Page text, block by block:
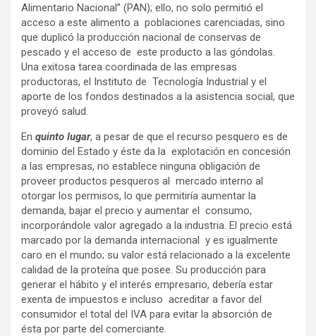
Alimentario Nacional” (PAN); ello, no solo permitió el
acceso a este alimento a poblaciones carenciadas, sino
que duplicó la producción nacional de conservas de
pescado y el acceso de este producto a las góndolas.
Una exitosa tarea coordinada de las empresas
productoras, el Instituto de Tecnología Industrial y el
aporte de los fondos destinados a la asistencia social, que
proveyó salud.
En quinto lugar, a pesar de que el recurso pesquero es de
dominio del Estado y éste da la explotación en concesión
a las empresas, no establece ninguna obligación de
proveer productos pesqueros al mercado interno al
otorgar los permisos, lo que permitiría aumentar la
demanda, bajar el precio y aumentar el consumo,
incorporándole valor agregado a la industria. El precio está
marcado por la demanda internacional y es igualmente
caro en el mundo; su valor está relacionado a la excelente
calidad de la proteína que posee. Su producción para
generar el hábito y el interés empresario, debería estar
exenta de impuestos e incluso acreditar a favor del
consumidor el total del IVA para evitar la absorción de
ésta por parte del comerciante.